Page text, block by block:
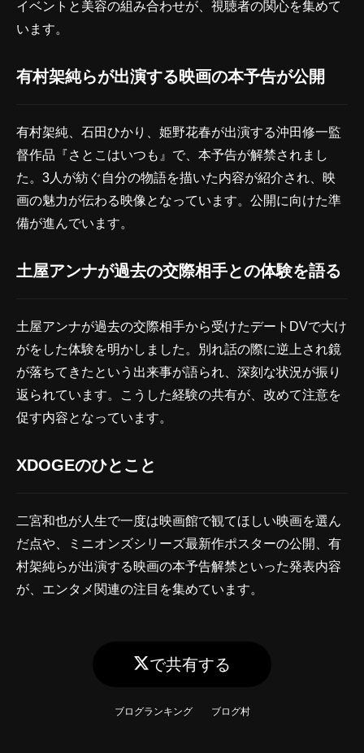
イベントと美容の組み合わせが、視聴者の関心を集めて
います。
有村架純らが出演する映画の本予告が公開
有村架純、石田ひかり、姫野花春が出演する沖田修一監
督作品『さとこはいつも』で、本予告が解禁されまし
た。3人が紡ぐ自分の物語を描いた内容が紹介され、映
画の魅力が伝わる映像となっています。公開に向けた準
備が進んでいます。
土屋アンナが過去の交際相手との体験を語る
土屋アンナが過去の交際相手から受けたデートDVで大け
がをした体験を明かしました。別れ話の際に逆上され鏡
が落ちてきたという出来事が語られ、深刻な状況が振り
返られています。こうした経験の共有が、改めて注意を
促す内容となっています。
XDOGEのひとこと
二宮和也が人生で一度は映画館で観てほしい映画を選ん
だ点や、ミニオンズシリーズ最新作ポスターの公開、有
村架純らが出演する映画の本予告解禁といった発表内容
が、エンタメ関連の注目を集めています。
で共有する
ブログランキング ブログ村